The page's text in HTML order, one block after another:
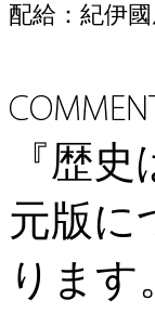
配給：紀伊
『歴
元版に
ります